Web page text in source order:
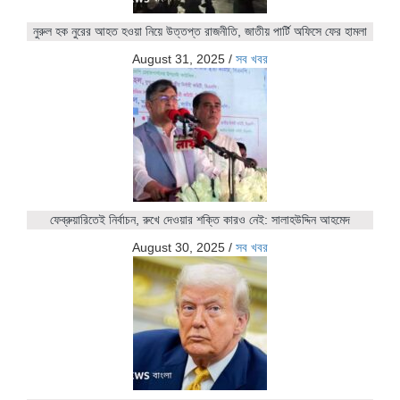
নুরুল হক নুরের আহত হওয়া নিয়ে উত্তপ্ত রাজনীতি, জাতীয় পার্টি অফিসে ফের হামলা
August 31, 2025 / সব খবর
ফেব্রুয়ারিতেই নির্বাচন, রুখে দেওয়ার শক্তি কারও নেই: সালাহউদ্দিন আহমেদ
August 30, 2025 / সব খবর